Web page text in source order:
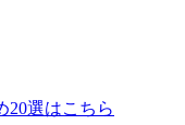
20選はこちら